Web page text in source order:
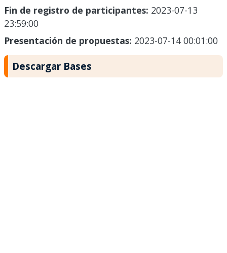
Fin de registro de participantes: 2023-07-13
23:59:00
Presentación de propuestas: 2023-07-14 00:01:00
Descargar Bases